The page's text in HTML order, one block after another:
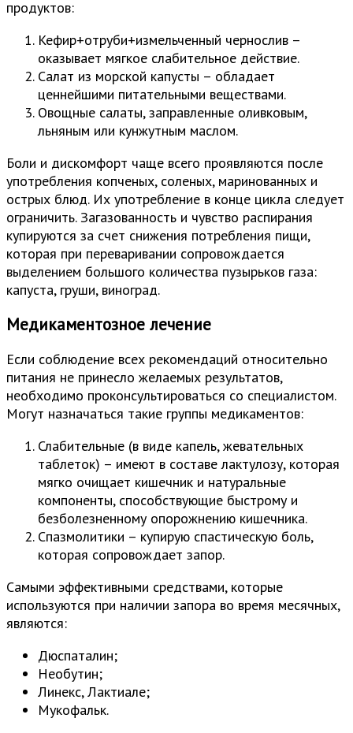
продуктов:
Кефир+отруби+измельченный чернослив –
оказывает мягкое слабительное действие.
Салат из морской капусты – обладает
ценнейшими питательными веществами.
Овощные салаты, заправленные оливковым,
льняным или кунжутным маслом.
Боли и дискомфорт чаще всего проявляются после
употребления копченых, соленых, маринованных и
острых блюд. Их употребление в конце цикла следует
ограничить. Загазованность и чувство распирания
купируются за счет снижения потребления пищи,
которая при переваривании сопровождается
выделением большого количества пузырьков газа:
капуста, груши, виноград.
Медикаментозное лечение
Если соблюдение всех рекомендаций относительно
питания не принесло желаемых результатов,
необходимо проконсультироваться со специалистом.
Могут назначаться такие группы медикаментов:
Слабительные (в виде капель, жевательных
таблеток) – имеют в составе лактулозу, которая
мягко очищает кишечник и натуральные
компоненты, способствующие быстрому и
безболезненному опорожнению кишечника.
Спазмолитики – купирую спастическую боль,
которая сопровождает запор.
Самыми эффективными средствами, которые
используются при наличии запора во время месячных,
являются:
Дюспаталин;
Необутин;
Линекс, Лактиале;
Мукофальк.